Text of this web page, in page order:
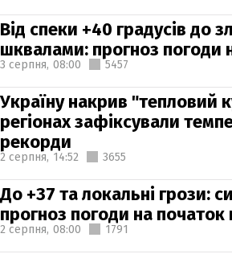
Від спеки +40 градусів до
шквалами: прогноз погоди
3 серпня, 08:00 5457
Україну накрив "тепловий
регіонах зафіксували
рекорди
2 серпня, 14:52 3655
До +37 та локальні грози:
прогноз погоди на
2 серпня, 08:00 1791